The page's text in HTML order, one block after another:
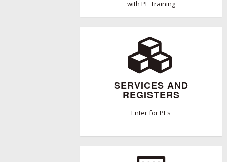
with PE Training
SERVICES AND
REGISTERS
Enter for PEs